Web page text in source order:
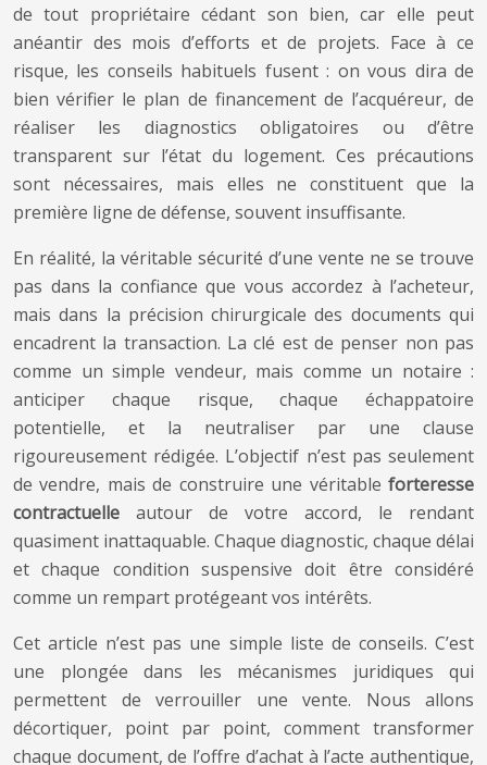
de tout propriétaire cédant son bien, car elle peut
anéantir des mois d’efforts et de projets. Face à ce
risque, les conseils habituels fusent : on vous dira de
bien vérifier le plan de financement de l’acquéreur, de
réaliser les diagnostics obligatoires ou d’être
transparent sur l’état du logement. Ces précautions
sont nécessaires, mais elles ne constituent que la
première ligne de défense, souvent insuffisante.
En réalité, la véritable sécurité d’une vente ne se trouve
pas dans la confiance que vous accordez à l’acheteur,
mais dans la précision chirurgicale des documents qui
encadrent la transaction. La clé est de penser non pas
comme un simple vendeur, mais comme un notaire :
anticiper chaque risque, chaque échappatoire
potentielle, et la neutraliser par une clause
rigoureusement rédigée. L’objectif n’est pas seulement
de vendre, mais de construire une véritable forteresse
contractuelle autour de votre accord, le rendant
quasiment inattaquable. Chaque diagnostic, chaque délai
et chaque condition suspensive doit être considéré
comme un rempart protégeant vos intérêts.
Cet article n’est pas une simple liste de conseils. C’est
une plongée dans les mécanismes juridiques qui
permettent de verrouiller une vente. Nous allons
décortiquer, point par point, comment transformer
chaque document, de l’offre d’achat à l’acte authentique,